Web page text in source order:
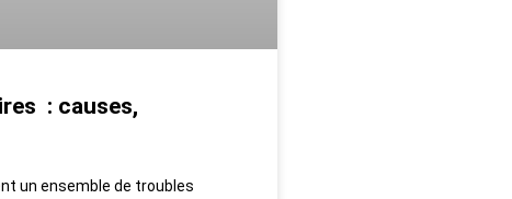
: causes,
un ensemble de troubles